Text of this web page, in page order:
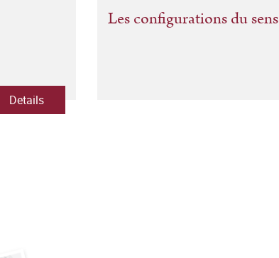
Details
Les configurations du sens